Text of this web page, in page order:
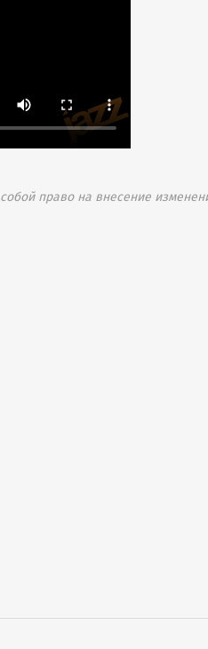
право на внесение